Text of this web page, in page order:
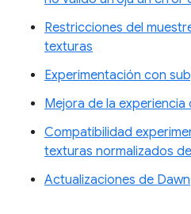
Restricciones del
texturas
Experimentación con
Mejora de la
Compatibilidad
texturas normalizados
Actualizaciones de Dawn